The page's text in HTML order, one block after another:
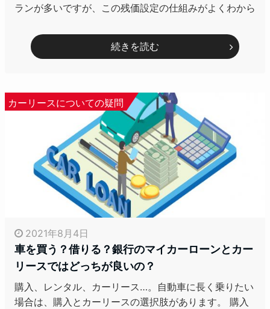
ランが多いですが、この残価設定の仕組みがよくわから
続きを読む
カーリースについての疑問
2021年8月4日
車を買う？借りる？銀行のマイカーローンとカー
リースではどっちが良いの？
購入、レンタル、カーリース…。自動車に長く乗りたい
場合は、購入とカーリースの選択肢があります。 購入